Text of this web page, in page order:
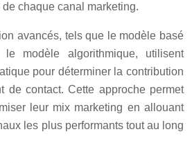
de chaque canal marketing.
avancés, tels que le modèle basé
modèle algorithmique, utilisent
pour déterminer la contribution
de contact. Cette approche permet
leur mix marketing en allouant
les plus performants tout au long